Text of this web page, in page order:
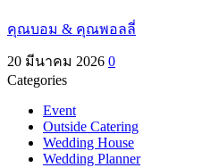
คุณบอม & คุณพอลลี่
20 มีนาคม 2026 0
Categories
Event
Outside Catering
Wedding House
Wedding Planner